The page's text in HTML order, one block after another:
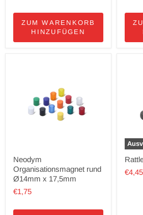
ZUM WARENKORB
HINZUFÜGEN
Neodym
Organisationsmagnet rund
Ø14mm x 17,5mm
€1,75
€4,45